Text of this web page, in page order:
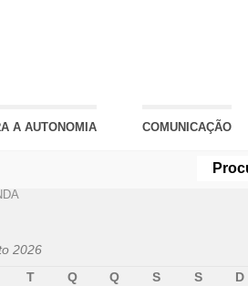
A AUTONOMIA COMUNICAÇÃO
2026
T Q Q S S
D